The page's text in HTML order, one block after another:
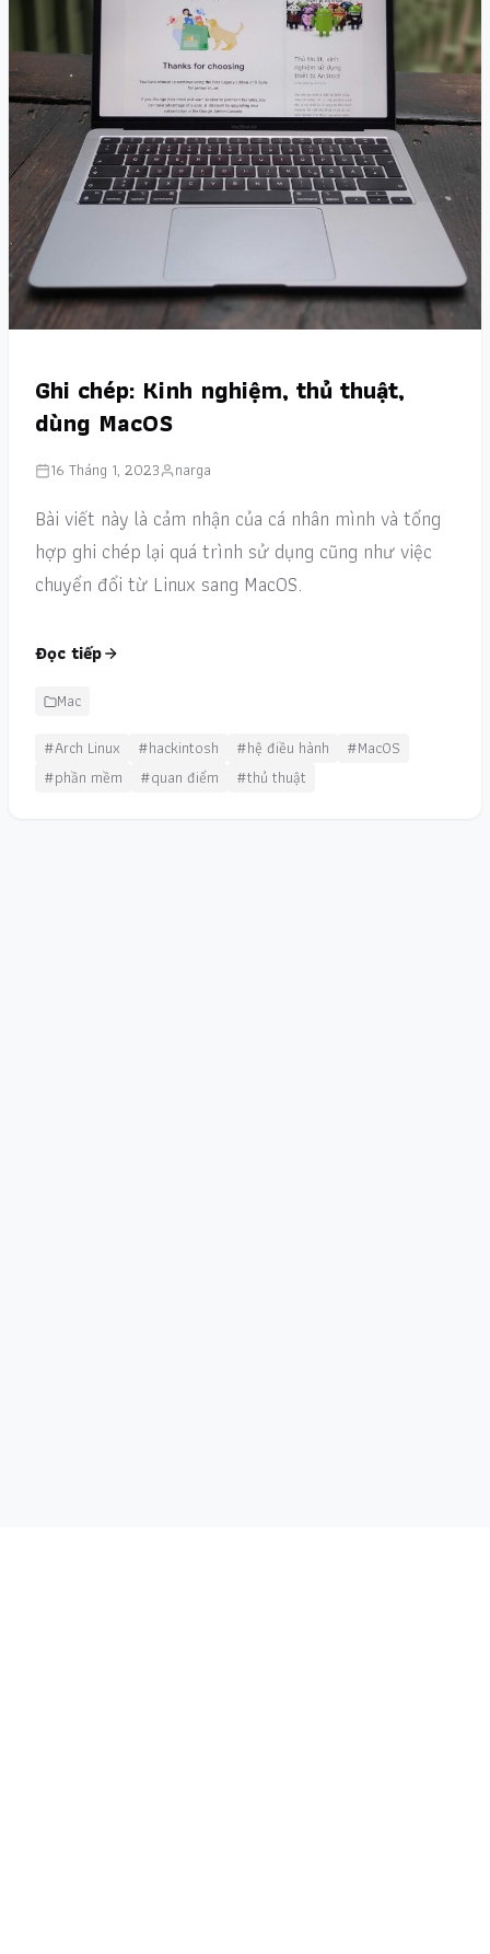
Ghi chép: Kinh nghiệm, thủ thuật,
dùng MacOS
16 Tháng 1, 2023 narga
Bài viết này là cảm nhận của cá nhân mình và tổng
hợp ghi chép lại quá trình sử dụng cũng như việc
chuyển đổi từ Linux sang MacOS.
Đọc tiếp
Mac
#Arch Linux
#hackintosh #hệ điều hành
#MacOS
#phần mềm
#quan điểm #thủ thuật